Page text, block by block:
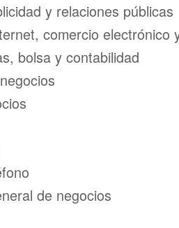
y relaciones públicas
comercio electrónico
bolsa y contabilidad
de negocios